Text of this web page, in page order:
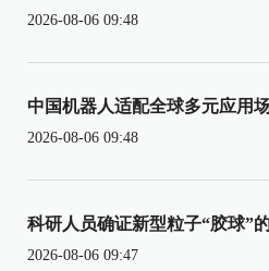
2026-08-06 09:48
中国机器人适配全球多元应用
2026-08-06 09:48
科研人员确证新型粒子“胶球”
2026-08-06 09:47